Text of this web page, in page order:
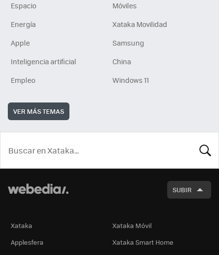
Espacio
Móviles
Energía
Xataka Movilidad
Apple
Samsung
Inteligencia artificial
China
Empleo
Windows 11
VER MÁS TEMAS
SUBIR
Xataka
Xataka Móvil
Applesfera
Xataka Smart Home